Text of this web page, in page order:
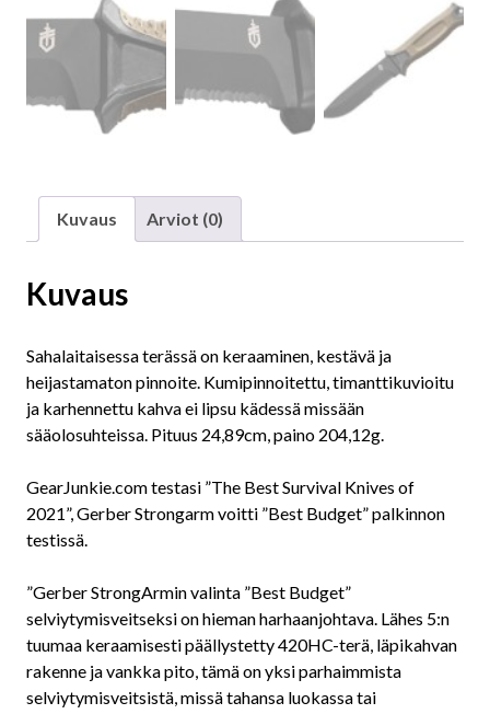
Kuvaus Arviot (0)
Kuvaus
Sahalaitaisessa terässä on keraaminen, kestävä ja
heijastamaton pinnoite. Kumipinnoitettu, timanttikuvioitu
ja karhennettu kahva ei lipsu kädessä missään
sääolosuhteissa. Pituus 24,89cm, paino 204,12g.
GearJunkie.com testasi ”The Best Survival Knives of
2021”, Gerber Strongarm voitti ”Best Budget” palkinnon
testissä.
”Gerber StrongArmin valinta ”Best Budget”
selviytymisveitseksi on hieman harhaanjohtava. Lähes 5:n
tuumaa keraamisesti päällystetty 420HC-terä, läpikahvan
rakenne ja vankka pito, tämä on yksi parhaimmista
selviytymisveitsistä, missä tahansa luokassa tai